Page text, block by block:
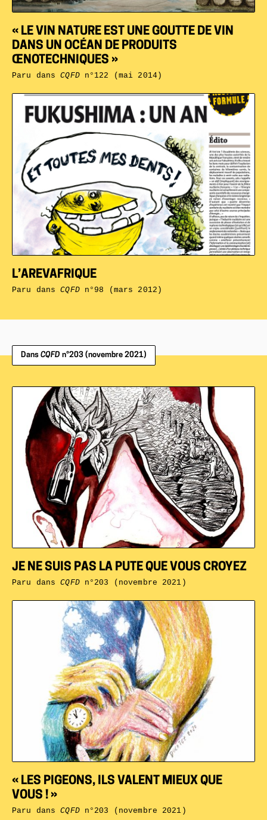
L’AREVAFRIQUE
Paru dansCQFDn°98 (mars 2012)
« LE VIN NATURE EST UNE GOUTTE DE VIN
DANS UN OCÉAN DE PRODUITS
ŒNOTECHNIQUES »
Paru dansCQFDn°122 (mai 2014)
Dans CQFD n°203 (novembre 2021)
« LES PIGEONS, ILS VALENT MIEUX QUE
VOUS ! »
Paru dansCQFDn°203 (novembre 2021)
JE NE SUIS PAS LA PUTE QUE VOUS CROYEZ
Paru dansCQFDn°203 (novembre 2021)